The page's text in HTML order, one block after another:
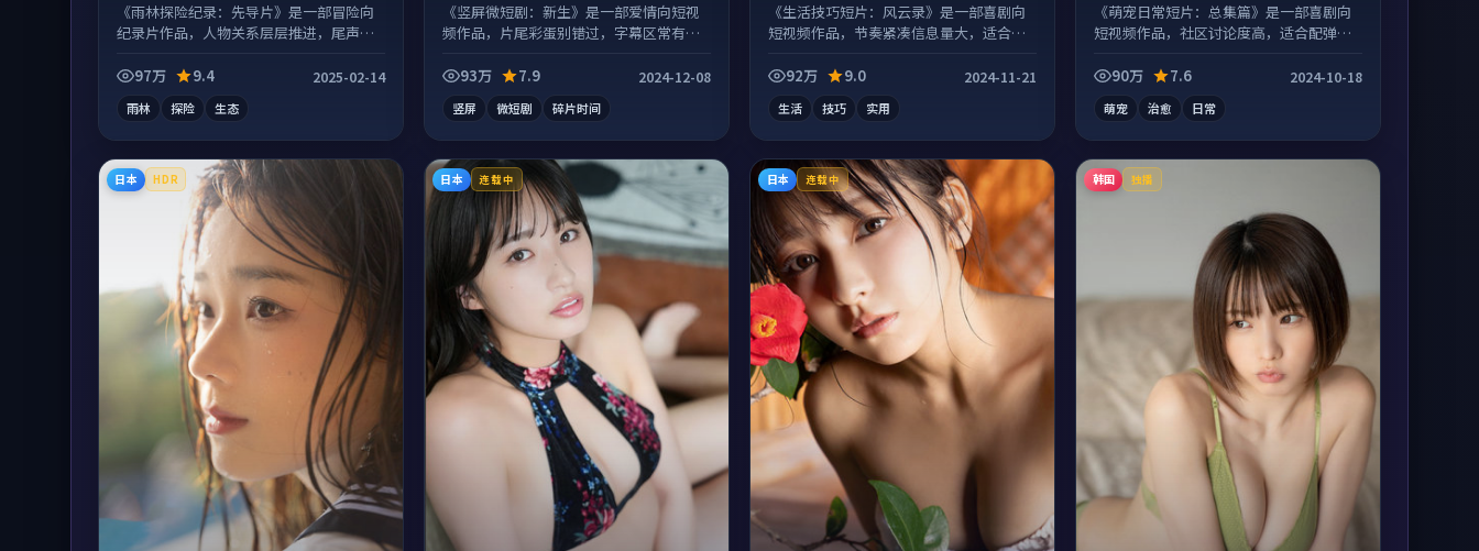
《雨林探险纪录：先导片》是一部冒险向
纪录片作品，人物关系层层推进，尾声常
97万
9.4 2025-02-14
雨林 探险 生态
《竖屏微短剧：新生》是一部爱情向短视
频作品，片尾彩蛋别错过，字幕区常有惊
93万
7.9 2024-12-08
竖屏 微短剧 碎片时间
《生活技巧短片：风云录》是一部喜剧向
短视频作品，节奏紧凑信息量大，适合沉
92万
9.0 2024-11-21
生活 技巧 实用
《萌宠日常短片：总集篇》是一部喜剧向
短视频作品，社区讨论度高，适合配弹幕
90万
7.6 2024-10-18
萌宠 治愈 日常
日本 HDR 日本 连载中 日本 连载中 韩国 独播